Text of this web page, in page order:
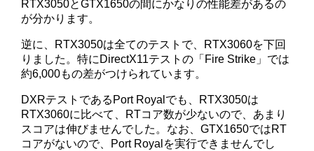
RTX3050とGTX1650の間にかなりの性能差があるの
が分かります。
逆に、RTX3050は全てのテストで、RTX3060を下回
りました。特にDirectX11テストの「Fire Strike」では
約6,000もの差がつけられています。
DXRテストであるPort Royalでも、RTX3050は
RTX3060に比べて、RTコア数が少ないので、あまり
スコアは伸びませんでした。なお、GTX1650ではRT
コアがないので、Port Royalを実行できませんでし